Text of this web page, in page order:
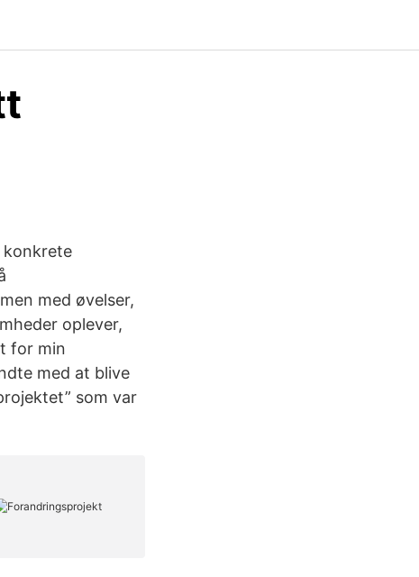
konkrete
med øvelser,
oplever,
for min
med at blive
som var